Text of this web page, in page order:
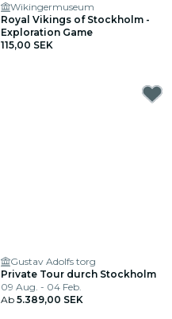
Wikingermuseum
Royal Vikings of Stockholm -
Exploration Game
115,00 SEK
Gustav Adolfs torg
Private Tour durch Stockholm
09 Aug. - 04 Feb.
Ab 5.389,00 SEK